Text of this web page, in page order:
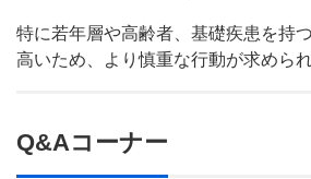
特に若年層や高齢者、基礎疾患を持
高いため、より慎重な行動が求められ
Q&Aコーナー